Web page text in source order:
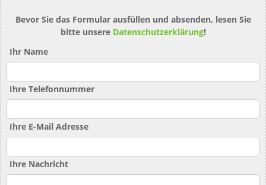
Bevor Sie das Formular ausfüllen und absenden, lesen Sie
bitte unsere Datenschutzerklärung!
Ihr Name
Ihre Telefonnummer
Ihre E-Mail Adresse
Ihre Nachricht